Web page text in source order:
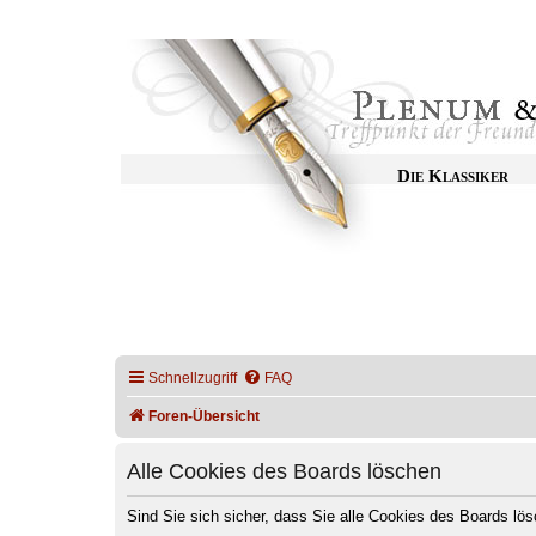
Die Klassiker
Schnellzugriff FAQ
Foren-Übersicht
Alle Cookies des Boards löschen
Sind Sie sich sicher, dass Sie alle Cookies des Boards